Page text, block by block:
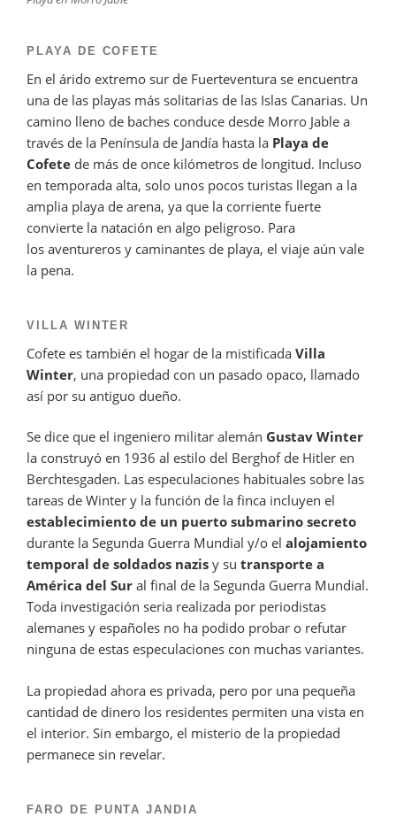
PLAYA DE COFETE
En el árido extremo sur de Fuerteventura se encuentra
una de las playas más solitarias de las Islas Canarias. Un
camino lleno de baches conduce desde Morro Jable a
través de la Península de Jandía hasta la Playa de
Cofete de más de once kilómetros de longitud. Incluso
en temporada alta, solo unos pocos turistas llegan a la
amplia playa de arena, ya que la corriente fuerte
convierte la natación en algo peligroso. Para
los aventureros y caminantes de playa, el viaje aún vale
la pena.
VILLA WINTER
Cofete es también el hogar de la mistificada Villa
Winter, una propiedad con un pasado opaco, llamado
así por su antiguo dueño.
Se dice que el ingeniero militar alemán Gustav Winter
la construyó en 1936 al estilo del Berghof de Hitler en
Berchtesgaden. Las especulaciones habituales sobre las
tareas de Winter y la función de la finca incluyen el
establecimiento de un puerto submarino secreto
durante la Segunda Guerra Mundial y/o el alojamiento
temporal de soldados nazis y su transporte a
América del Sur al final de la Segunda Guerra Mundial.
Toda investigación seria realizada por periodistas
alemanes y españoles no ha podido probar o refutar
ninguna de estas especulaciones con muchas variantes.
La propiedad ahora es privada, pero por una pequeña
cantidad de dinero los residentes permiten una vista en
el interior. Sin embargo, el misterio de la propiedad
permanece sin revelar.
FARO DE PUNTA JANDIA